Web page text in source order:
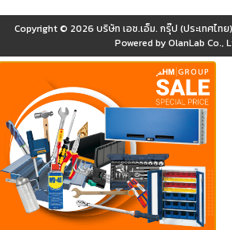
Copyright © 2026 บริษัท เอช.เอ็ม. กรุ๊ป (ประเทศไทย
Powered byOlanLab Co.,